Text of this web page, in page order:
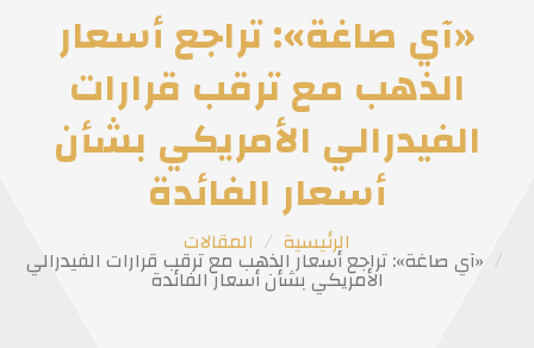
«آي صاغة»: تراجع أسعار
الذهب مع ترقب قرارات
الفيدرالي الأمريكي بشأن
أسعار الفائدة
الرئيسية المقالات
«آي صاغة»: تراجع أسعار الذهب مع ترقب قرارات الفيدرالي
الأمريكي بشأن أسعار الفائدة